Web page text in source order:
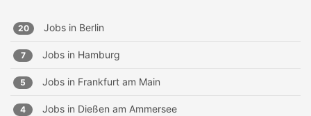
20 Jobs in Berlin
7 Jobs in Hamburg
5 Jobs in Frankfurt am Main
4 Jobs in Dießen am Ammersee